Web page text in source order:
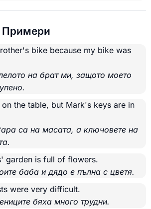
Примери
bike because my bike was
на брат ми, защото моето
the table, but Mark's keys are in
са на масата, а ключовете на
garden is full of flowers.
баба и дядо е пълна с цветя.
were very difficult.
бяха много трудни.